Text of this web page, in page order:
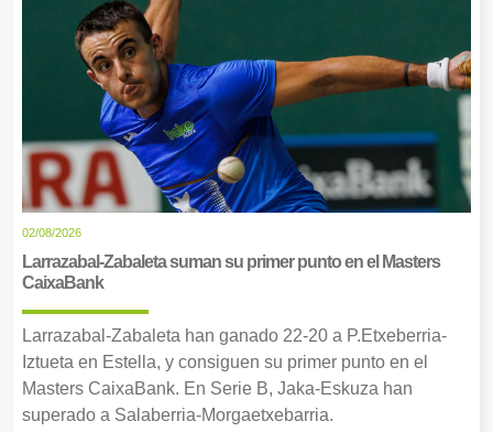
02/08/2026
Larrazabal-Zabaleta suman su primer punto en el Masters
CaixaBank
Larrazabal-Zabaleta han ganado 22-20 a P.Etxeberria-
Iztueta en Estella, y consiguen su primer punto en el
Masters CaixaBank. En Serie B, Jaka-Eskuza han
superado a Salaberria-Morgaetxebarria.